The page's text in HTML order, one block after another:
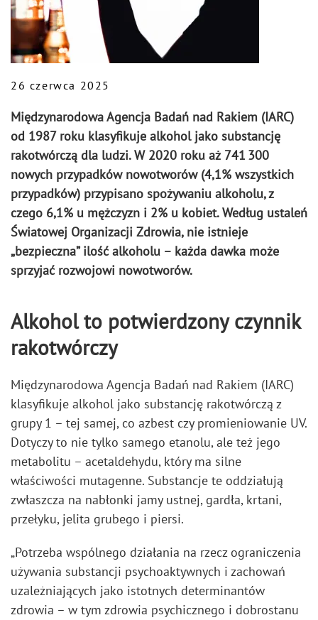
26 czerwca 2025
Międzynarodowa Agencja Badań nad Rakiem (IARC)
od 1987 roku klasyfikuje alkohol jako substancję
rakotwórczą dla ludzi. W 2020 roku aż 741 300
nowych przypadków nowotworów (4,1% wszystkich
przypadków) przypisano spożywaniu alkoholu, z
czego 6,1% u mężczyzn i 2% u kobiet. Według ustaleń
Światowej Organizacji Zdrowia, nie istnieje
„bezpieczna” ilość alkoholu – każda dawka może
sprzyjać rozwojowi nowotworów.
Alkohol to potwierdzony czynnik
rakotwórczy
Międzynarodowa Agencja Badań nad Rakiem (IARC)
klasyfikuje alkohol jako substancję rakotwórczą z
grupy 1 – tej samej, co azbest czy promieniowanie UV.
Dotyczy to nie tylko samego etanolu, ale też jego
metabolitu – acetaldehydu, który ma silne
właściwości mutagenne. Substancje te oddziałują
zwłaszcza na nabłonki jamy ustnej, gardła, krtani,
przełyku, jelita grubego i piersi.
„Potrzeba wspólnego działania na rzecz ograniczenia
używania substancji psychoaktywnych i zachowań
uzależniających jako istotnych determinantów
zdrowia – w tym zdrowia psychicznego i dobrostanu